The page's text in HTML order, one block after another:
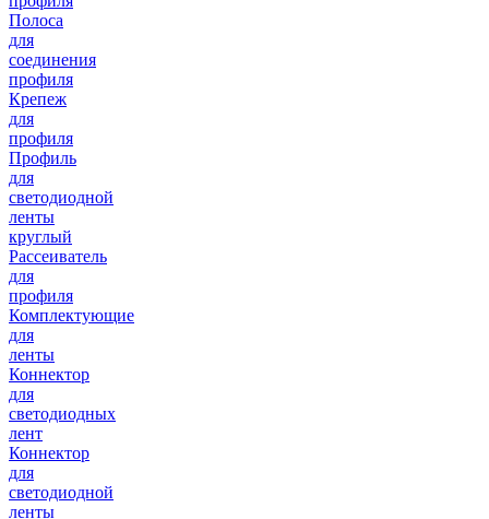
Полоса
для
соединения
профиля
Крепеж
для
профиля
Профиль
для
светодиодной
ленты
круглый
Рассеиватель
для
профиля
Комплектующие
для
ленты
Коннектор
для
светодиодных
лент
Коннектор
для
светодиодной
ленты